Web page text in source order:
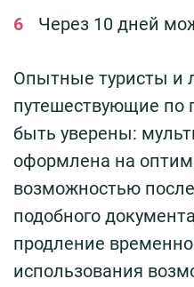
Через 10 дней
Опытные туристы и
путешествующие по
быть уверены:
оформлена на
возможностью
подобного
продление
использования